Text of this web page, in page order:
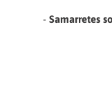
- Samarretes